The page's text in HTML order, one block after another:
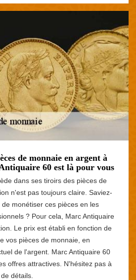
de monnaie en argent à
60 est là pour vous
dans ses tiroirs des pièces de
n'est pas toujours claire. Saviez-
monétiser ces pièces en les
? Pour cela, Marc Antiquaire
Le prix est établi en fonction de
vos pièces de monnaie, en
de l'argent. Marc Antiquaire 60
offres attractives. N'hésitez pas à
détails.